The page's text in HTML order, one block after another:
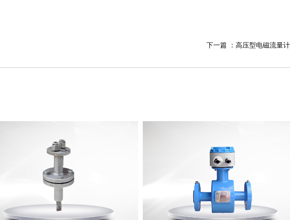
下一篇 ： 高压型电磁流量计